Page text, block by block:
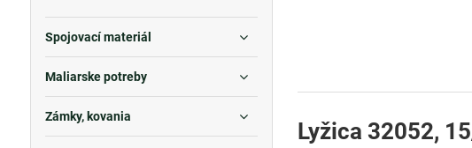
Lyžica 32052,
Spojovací materiál
Maliarske potreby
Zámky, kovania